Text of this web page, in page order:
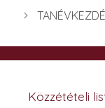
Közzétételi